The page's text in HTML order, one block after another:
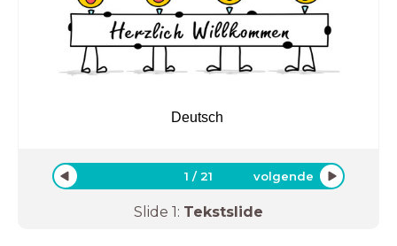
Deutsch
1 /21 volgende
Slide 1: Tekstslide